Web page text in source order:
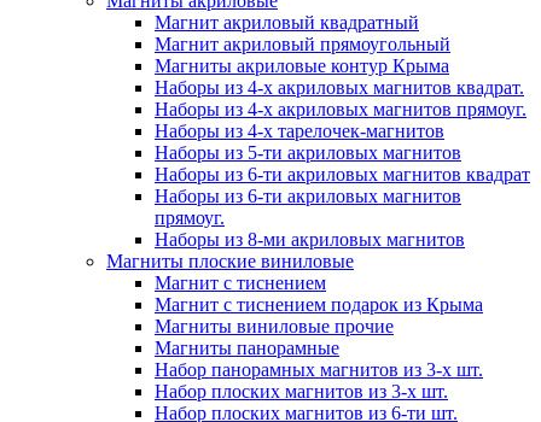
Магнит акриловый квадратный
Магнит акриловый прямоугольный
Магниты акриловые контур Крыма
Наборы из 4-х акриловых магнитов квадрат.
Наборы из 4-х акриловых магнитов прямоуг.
Наборы из 4-х тарелочек-магнитов
Наборы из 5-ти акриловых магнитов
Наборы из 6-ти акриловых магнитов квадрат
Наборы из 6-ти акриловых магнитов
прямоуг.
Наборы из 8-ми акриловых магнитов
Магниты плоские виниловые
Магнит с тиснением
Магнит с тиснением подарок из Крыма
Магниты виниловые прочие
Магниты панорамные
Набор панорамных магнитов из 3-х шт.
Набор плоских магнитов из 3-х шт.
Набор плоских магнитов из 6-ти шт.